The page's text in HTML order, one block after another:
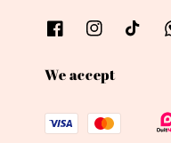
We accept